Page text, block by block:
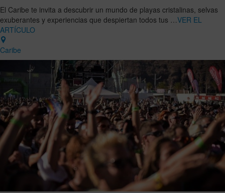
El Caribe te invita a descubrir un mundo de playas cristalinas, selvas
exuberantes y experiencias que despiertan todos tus …VER EL
ARTÍCULO
Caribe